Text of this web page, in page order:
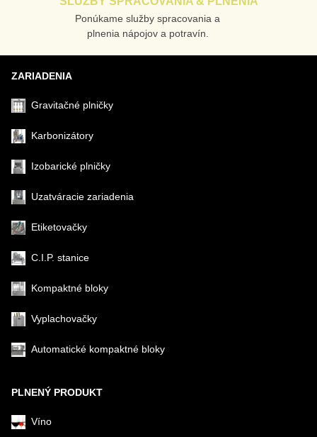
Ponúkame služby spracovania a
plnenia nápojov a potravín.
ZARIADENIA
Gravitačné plničky
Karbonizátory
Izobarické plničky
Uzatváracie zariadenia
Etiketovačky
C.I.P. stanice
Kompaktné bloky
Vyplachovačky
Automatické kompaktné bloky
PLNENÝ PRODUKT
Víno